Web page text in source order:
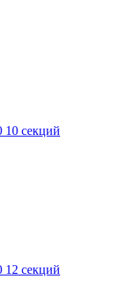
10 секций
12 секций